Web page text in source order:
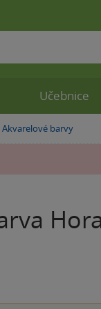
»Akvarelové barvy
Učebnice